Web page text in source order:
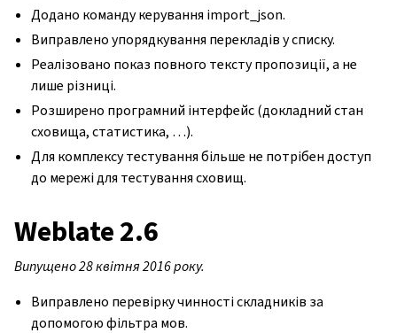
Додано команду керування import_json.
Виправлено упорядкування перекладів у списку.
Реалізовано показ повного тексту пропозиції, а не
лише різниці.
Розширено програмний інтерфейс (докладний стан
сховища, статистика, …).
Для комплексу тестування більше не потрібен доступ
до мережі для тестування сховищ.
Weblate 2.6
Випущено 28 квітня 2016 року.
Виправлено перевірку чинності складників за
допомогою фільтра мов.